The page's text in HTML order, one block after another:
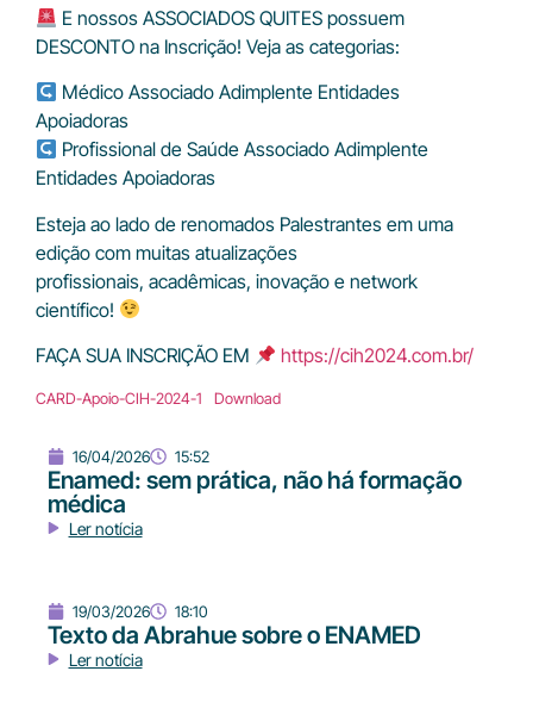
​ E nossos ASSOCIADOS QUITES possuem
DESCONTO na Inscrição! Veja as categorias:
Médico Associado Adimplente Entidades
Apoiadoras
Profissional de Saúde Associado Adimplente
Entidades Apoiadoras
Esteja ao lado de renomados Palestrantes em uma
edição com muitas atualizações
profissionais, acadêmicas, inovação e network
científico!
FAÇA SUA INSCRIÇÃO EM
https://cih2024.com.br/
CARD-Apoio-CIH-2024-1 Download
16/04/2026 15:52
Enamed: sem prática, não há formação
médica
Ler notícia
19/03/2026 18:10
Texto da Abrahue sobre o ENAMED
Ler notícia